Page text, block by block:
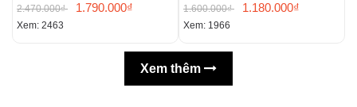
ngày
2.470.000₫ 1.790.000₫
Xem: 2463
1.600.000₫ 1.180.000₫
Xem: 1966
Xem thêm